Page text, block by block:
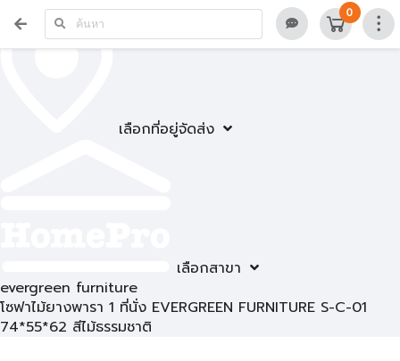
เลือกที่อยู่จัดส่ง
เลือกสาขา
0
evergreen furniture
โซฟาไม้ยางพารา 1 ที่นั่ง EVERGREEN FURNITURE S-C-01
74*55*62 สีไม้ธรรมชาติ